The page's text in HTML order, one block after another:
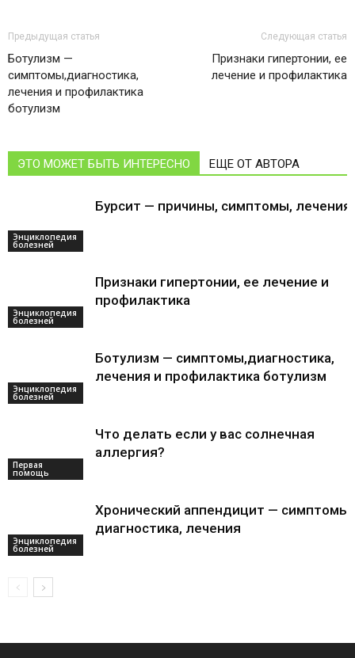
Предыдущая статья
Ботулизм —
симптомы,диагностика,
лечения и профилактика
ботулизм
Следующая статья
Признаки гипертонии, ее
лечение и профилактика
ЭТО МОЖЕТ БЫТЬ ИНТЕРЕСНО ЕЩЕ ОТ АВТОРА
Энциклопедия
болезней
Бурсит — причины, симптомы, лечения
Энциклопедия
болезней
Признаки гипертонии, ее лечение и
профилактика
Энциклопедия
болезней
Ботулизм — симптомы,диагностика,
лечения и профилактика ботулизм
Первая
помощь
Что делать если у вас солнечная
аллергия?
Энциклопедия
болезней
Хронический аппендицит — симптомы,
диагностика, лечения